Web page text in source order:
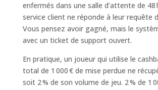
enfermés dans une salle d’attente de 48
service client ne réponde à leur requête
Vous pensez avoir gagné, mais le
avec un ticket de support ouvert.
En pratique, un joueur qui utilise le
total de 1 000 € de mise perdue ne
soit 2 % de son volume de jeu. 2 % de 1